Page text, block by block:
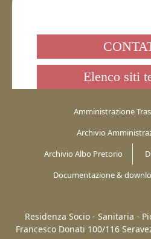
Elenco siti
Amministrazione
Archivio
Archivio Albo Pretorio
Documentazione &
Residenza Socio - Sanitaria -
Francesco Donati 100/116